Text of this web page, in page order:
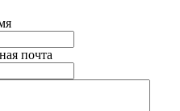
почта